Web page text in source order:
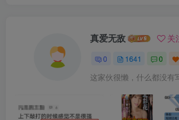
真爱无敌 关
0 1641 0
这家伙很懒，什么都没有